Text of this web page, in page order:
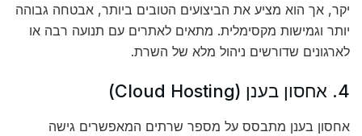
יקר, אך הוא מציע את הביצועים הטובים ביותר, אבטחה גבוהה
יותר וגמישות מקסימלית. מתאים לאתרים עם תנועה רבה או
לארגונים שדורשים ניהול מלא של השרת.
4. אחסון בענן (Cloud Hosting)
אחסון בענן מתבסס על מספר שרתים המאפשרים גישה